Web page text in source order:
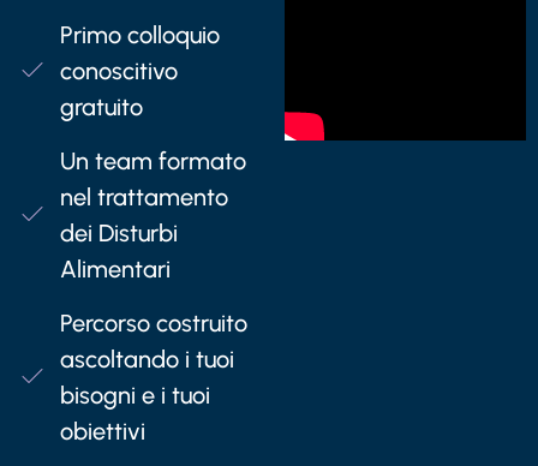
Primo colloquio
conoscitivo
gratuito
Un team formato
nel trattamento
dei Disturbi
Alimentari
Percorso costruito
ascoltando i tuoi
bisogni e i tuoi
obiettivi